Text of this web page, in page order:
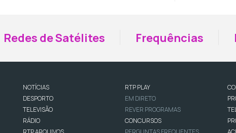
Redes de Satélites Frequências
NOTÍCIAS
DESPORTO
TELEVISÃO
RÁDIO
RTP PLAY
EM DIRETO
REVER PROGRAMAS
CONCURSOS